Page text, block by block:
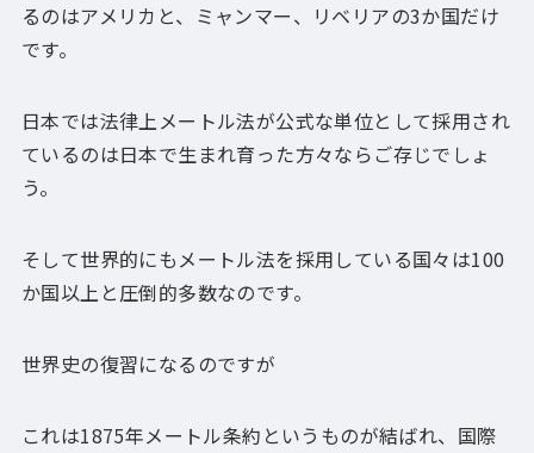
るのはアメリカと、ミャンマー、リベリアの3か国だけ
です。
日本では法律上メートル法が公式な単位として採用され
ているのは日本で生まれ育った方々ならご存じでしょ
う。
そして世界的にもメートル法を採用している国々は100
か国以上と圧倒的多数なのです。
世界史の復習になるのですが
これは1875年メートル条約というものが結ばれ、国際